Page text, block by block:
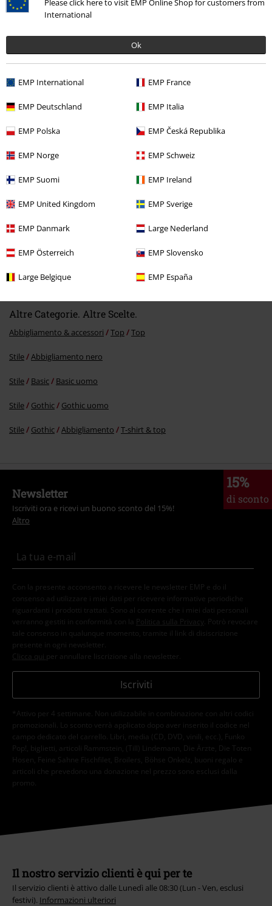
Please click here to visit EMP Online Shop for customers from
International
Ok
EMP International EMP France
EMP Deutschland EMP Italia
EMP Polska EMP Česká Republika
EMP Norge EMP Schweiz
EMP Suomi EMP Ireland
EMP United Kingdom EMP Sverige
EMP Danmark Large Nederland
EMP Österreich EMP Slovensko
Large Belgique EMP España
Ultimi articoli visualizzati
Altre Categorie. Altre Scelte.
Abbigliamento & accessori Top Top
Stile Abbigliamento nero
Stile Basic Basic uomo
Stile Gothic Gothic uomo
Stile Gothic Abbigliamento T-shirt & top
15%
di sconto
Newsletter
Iscriviti ora e ricevi un buono sconto del 15%!
Altro
Con la presente acconsento a ricevere le newsletter EMP e do il
consenso ad utilizzare i miei dati per ricevere informative periodiche
riguardanti i prodotti trattati. Sono al corrente che i miei dati personali
verranno gestiti in conformità con la
Politica sulla Privacy
. Potrò revocare
tale consenso in qualunque momento, tramite il link di disiscrizione
presente in ogni newsletter.
Clicca qui per annullare liscrizione alla newsletter.
Iscriviti
*Attivo per 4 settimane. Non utilizzabile in combinazione con altri codici
promozionali. Lo sconto verrà applicato dopo aver inserito il codice nel
campo dedicato del carrello. Libri, media (CD, DVD, vinili, ecc.), Funko
Pop!, biglietti, articoli Rammstein, (Till) Lindemann, Die Ärzte, Die Toten
Hosen, Feine Sahne Fischfilet, Broilers, Böhse Onkelz, buoni regalo e
articoli che prevedono una donazione nel prezzo sono esclusi dalla
promo.
Il nostro servizio clienti è qui per te
Il servizio clienti è attivo dalle Lunedì alle 08:30 (Lun - Ven, esclusi
festivi). Informazioni ulteriori